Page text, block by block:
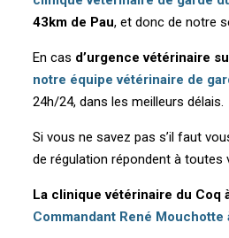
43km de Pau, et donc de notre
En cas d’urgence vétérinaire
notre équipe vétérinaire de
24h/24, dans les meilleurs délais.
Si vous ne savez pas s’il faut
de régulation répondent à toutes
La clinique vétérinaire du Coq
Commandant René Mouchotte